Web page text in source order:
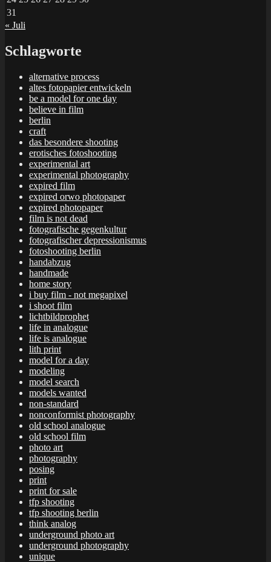
31
« Juli
Schlagworte
alternative process
altes fotopapier entwickeln
be a model for one day
believe in film
berlin
craft
das besondere shooting
erotisches fotoshooting
experimental art
experimental photography
expired film
expired orwo photopaper
expired photopaper
film is not dead
fotografische gegenkultur
fotografischer depressionismus
fotoshooting berlin
handabzug
handmade
home story
i buy film - not megapixel
i shoot film
lichtbildprophet
life in analogue
life is analogue
lith print
model for a day
modeling
model search
models wanted
non-standard
nonconformist photography
old school analogue
old school film
photo art
photography
posing
print
print for sale
tfp shooting
tfp shooting berlin
think analog
underground photo art
underground photography
unique